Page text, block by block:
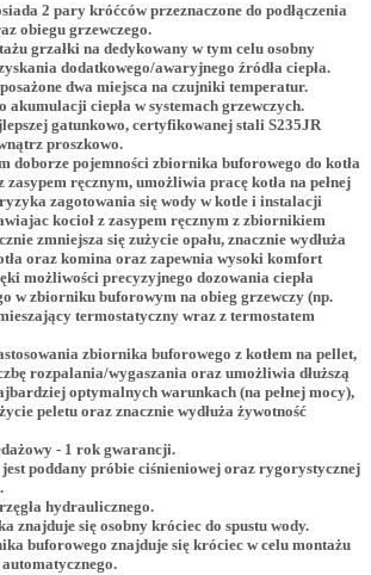
2 pary króćców przeznaczone do podłączenia
obiegu grzewczego.
grzałki na dedykowany w tym celu osobny
dodatkowego/awaryjnego źródła ciepła.
dwa miejsca na czujniki temperatur.
akumulacji ciepła w systemach grzewczych.
gatunkowo, certyfikowanej stali S235JR
proszkowo.
doborze pojemności zbiornika buforowego do kotła
zasypem ręcznym, umożliwia pracę kotła na pełnej
zagotowania się wody w kotle i instalacji
kocioł z zasypem ręcznym z zbiornikiem
zmniejsza się zużycie opału, znacznie wydłuża
oraz komina oraz zapewnia wysoki komfort
możliwości precyzyjnego dozowania ciepła
w zbiorniku buforowym na obieg grzewczy (np.
termostatyczny wraz z termostatem
zbiornika buforowego z kotłem na pellet,
rozpalania/wygaszania oraz umożliwia dłuższą
optymalnych warunkach (na pełnej mocy),
peletu oraz znacznie wydłuża żywotność
- 1 rok gwarancji.
poddany próbie ciśnieniowej oraz rygorystycznej
hydraulicznego.
znajduje się osobny króciec do spustu wody.
buforowego znajduje się króciec w celu montażu